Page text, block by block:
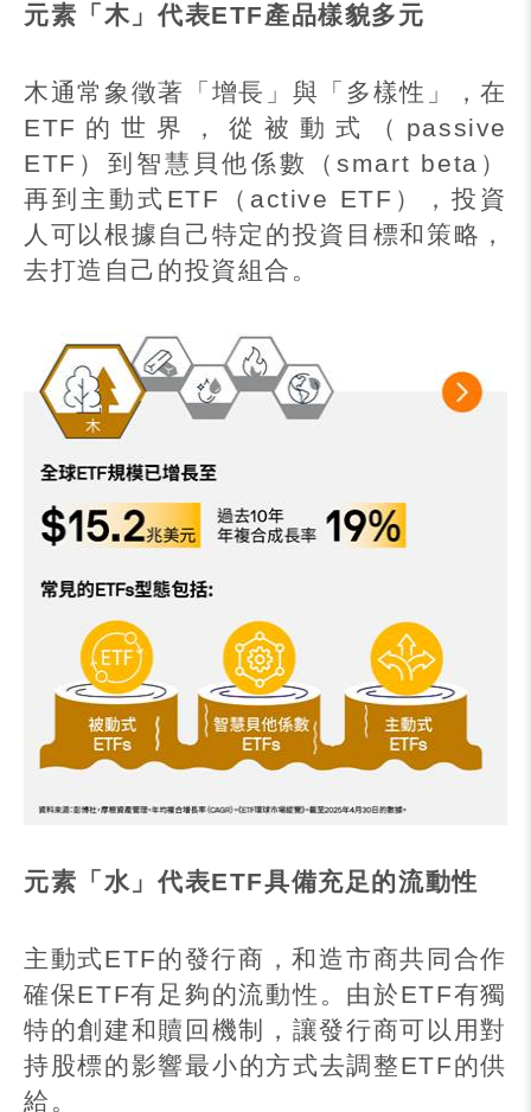
元素「木」代表ETF產品樣貌多元
木通常象徵著「增長」與「多樣性」，在
ETF 的世界，從被動式（ passive
ETF ）到智慧貝他係數（smart beta ）
再到主動式 ETF （ active ETF ），投資
人可以根據自己特定的投資目標和策略，
去打造自己的投資組合。
元素「水」代表ETF具備充足的流動性
主動式ETF的發行商，和造市商共同合作
確保ETF有足夠的流動性。由於ETF有獨
特的創建和贖回機制，讓發行商可以用對
持股標的影響最小的方式去調整ETF的供
給。